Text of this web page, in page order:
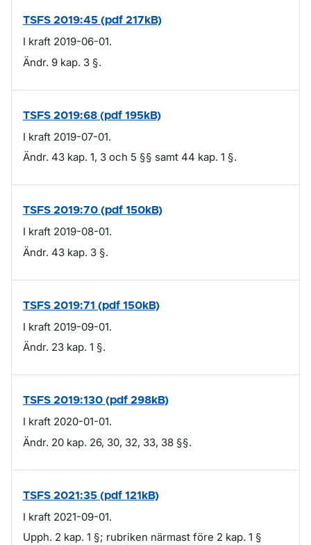
TSFS 2019:45 (pdf 217kB)
I kraft 2019-06-01.
Ändr. 9 kap. 3 §.
TSFS 2019:68 (pdf 195kB)
I kraft 2019-07-01.
Ändr. 43 kap. 1, 3 och 5 §§ samt 44 kap. 1 §.
TSFS 2019:70 (pdf 150kB)
I kraft 2019-08-01.
Ändr. 43 kap. 3 §.
TSFS 2019:71 (pdf 150kB)
I kraft 2019-09-01.
Ändr. 23 kap. 1 §.
TSFS 2019:130 (pdf 298kB)
I kraft 2020-01-01.
Ändr. 20 kap. 26, 30, 32, 33, 38 §§.
TSFS 2021:35 (pdf 121kB)
I kraft 2021-09-01.
Upph. 2 kap. 1 §; rubriken närmast före 2 kap. 1 §